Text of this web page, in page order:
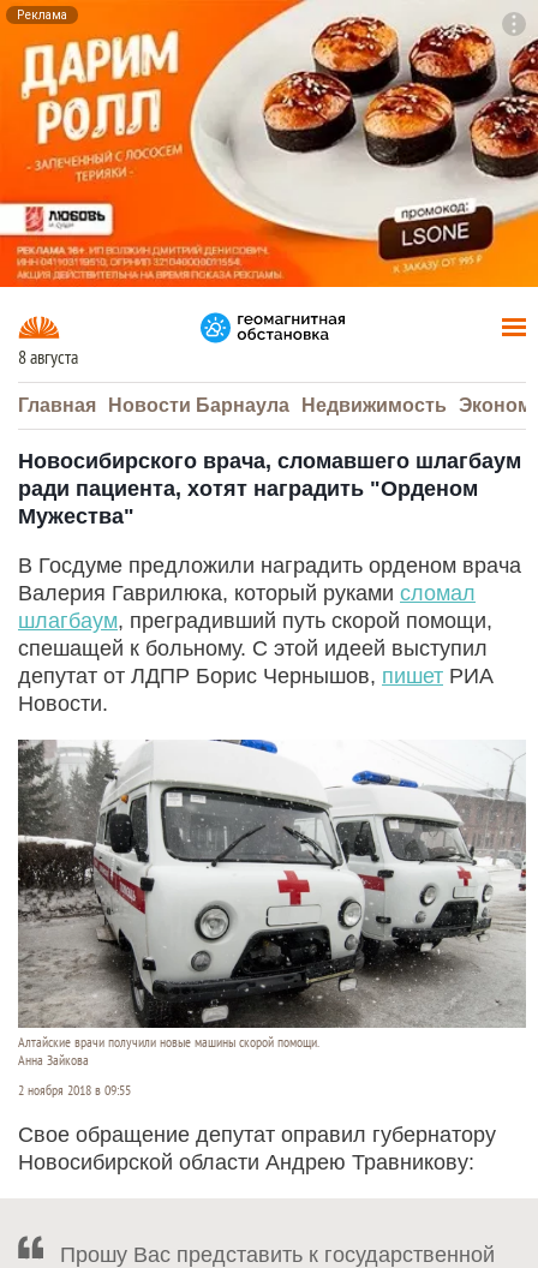
Реклама
8 августа
Главная Новости Барнаула Недвижимость
Новосибирского врача, сломавшего шлагбаум
ради пациента, хотят наградить "Орденом
Мужества"
В Госдуме предложили наградить орденом врача
Валерия Гаврилюка, который руками сломал
шлагбаум, преградивший путь скорой помощи,
спешащей к больному. С этой идеей выступил
депутат от ЛДПР Борис Чернышов, пишет РИА
Новости.
Алтайские врачи получили новые машины скорой помощи.
Анна Зайкова
2 ноября 2018 в 09:55
Свое обращение депутат оправил губернатору
Новосибирской области Андрею Травникову:
Прошу Вас представить к государственной